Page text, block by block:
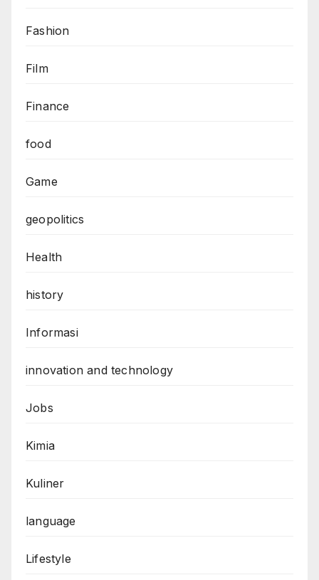
Fashion
Film
Finance
food
Game
geopolitics
Health
history
Informasi
innovation and technology
Jobs
Kimia
Kuliner
language
Lifestyle